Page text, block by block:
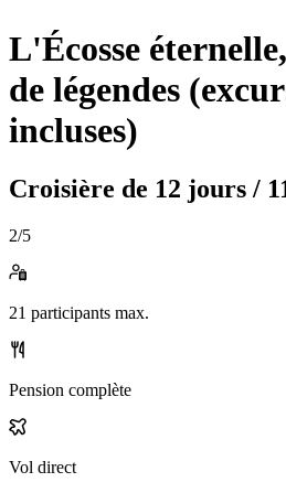
L'Écosse
de légendes
incluses)
Croisière de 12 jours /
2/5
21 participants max.
Pension complète
Vol direct